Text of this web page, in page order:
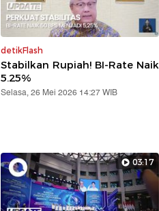
detikFlash
Stabilkan Rupiah! BI-Rate Naik
5.25%
Selasa, 26 Mei 2026 14:27 WIB
03:17